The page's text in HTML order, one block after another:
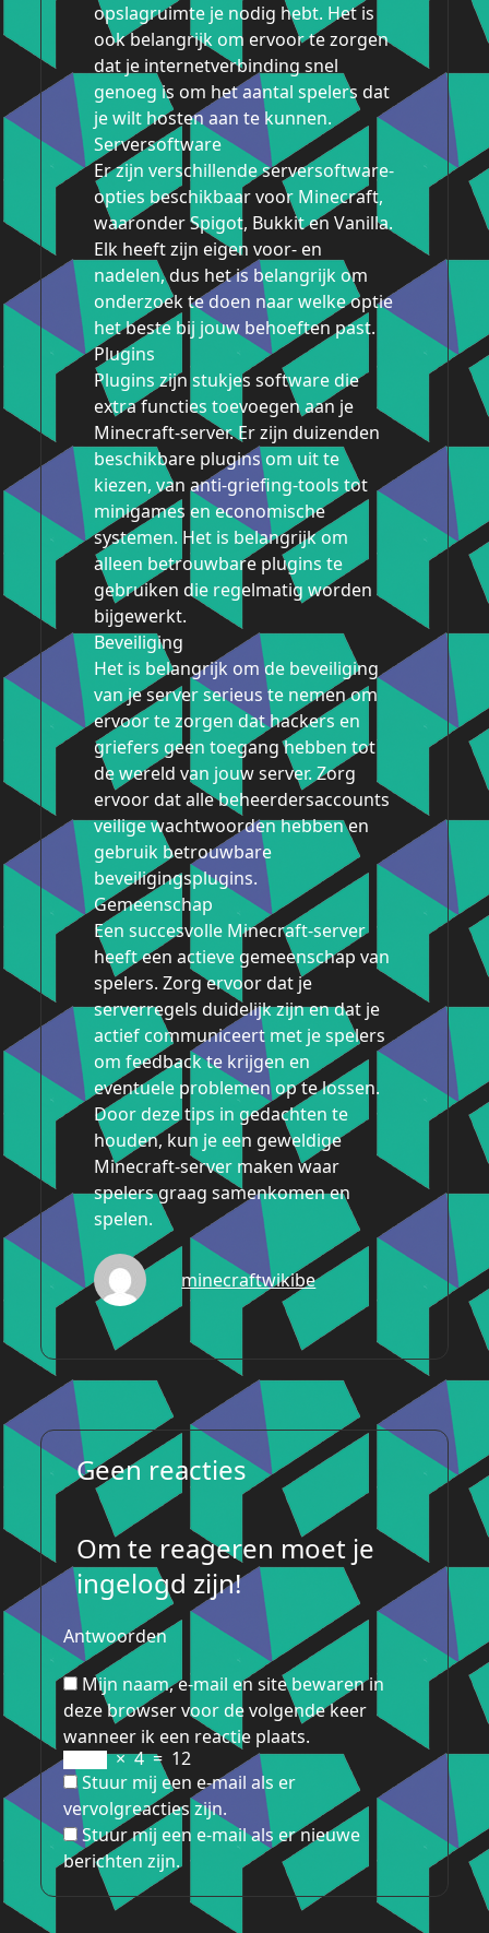
opslagruimte je nodig hebt. Het is
ook belangrijk om ervoor te zorgen
dat je internetverbinding snel
genoeg is om het aantal spelers dat
je wilt hosten aan te kunnen.
Serversoftware
Er zijn verschillende serversoftware-
opties beschikbaar voor Minecraft,
waaronder Spigot, Bukkit en Vanilla.
Elk heeft zijn eigen voor- en
nadelen, dus het is belangrijk om
onderzoek te doen naar welke optie
het beste bij jouw behoeften past.
Plugins
Plugins zijn stukjes software die
extra functies toevoegen aan je
Minecraft-server. Er zijn duizenden
beschikbare plugins om uit te
kiezen, van anti-griefing-tools tot
minigames en economische
systemen. Het is belangrijk om
alleen betrouwbare plugins te
gebruiken die regelmatig worden
bijgewerkt.
Beveiliging
Het is belangrijk om de beveiliging
van je server serieus te nemen om
ervoor te zorgen dat hackers en
griefers geen toegang hebben tot
de wereld van jouw server. Zorg
ervoor dat alle beheerdersaccounts
veilige wachtwoorden hebben en
gebruik betrouwbare
beveiligingsplugins.
Gemeenschap
Een succesvolle Minecraft-server
heeft een actieve gemeenschap van
spelers. Zorg ervoor dat je
serverregels duidelijk zijn en dat je
actief communiceert met je spelers
om feedback te krijgen en
eventuele problemen op te lossen.
Door deze tips in gedachten te
houden, kun je een geweldige
Minecraft-server maken waar
spelers graag samenkomen en
spelen.
minecraftwikibe
Geen reacties
Om te reageren moet je
ingelogd zijn!
Antwoorden
Mijn naam, e-mail en site bewaren in
deze browser voor de volgende keer
wanneer ik een reactie plaats.
×4= 12
Stuur mij een e-mail als er
vervolgreacties zijn.
Stuur mij een e-mail als er nieuwe
berichten zijn.